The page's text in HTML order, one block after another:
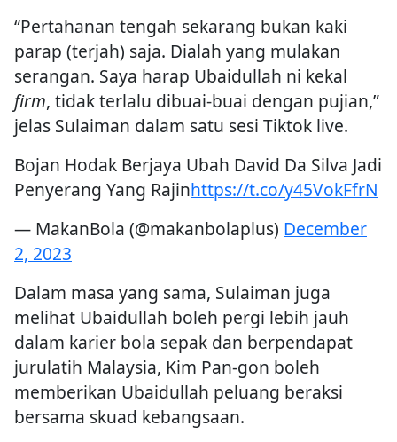
“Pertahanan tengah sekarang bukan kaki
parap (terjah) saja. Dialah yang mulakan
serangan. Saya harap Ubaidullah ni kekal
firm, tidak terlalu dibuai-buai dengan pujian,”
jelas Sulaiman dalam satu sesi Tiktok live.
Bojan Hodak Berjaya Ubah David Da Silva Jadi
Penyerang Yang Rajinhttps://t.co/y45VokFfrN
— MakanBola (@makanbolaplus) December
2, 2023
Dalam masa yang sama, Sulaiman juga
melihat Ubaidullah boleh pergi lebih jauh
dalam karier bola sepak dan berpendapat
jurulatih Malaysia, Kim Pan-gon boleh
memberikan Ubaidullah peluang beraksi
bersama skuad kebangsaan.